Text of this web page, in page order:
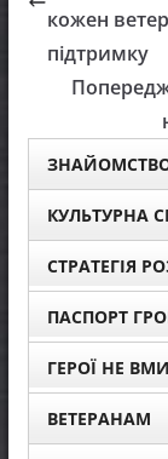
кожен
підтримку
КУЛЬТУРНА
СТРАТЕГІЯ
ПАСПОРТ
ГЕРОЇ НЕ
ВЕТЕРАНАМ